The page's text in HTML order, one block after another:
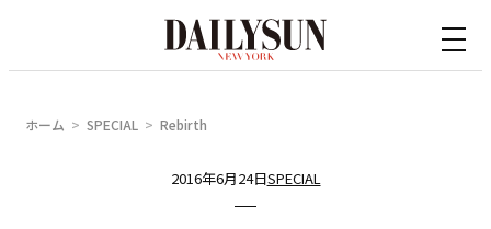
ホーム SPECIAL Rebirth
2016年6月24日SPECIAL